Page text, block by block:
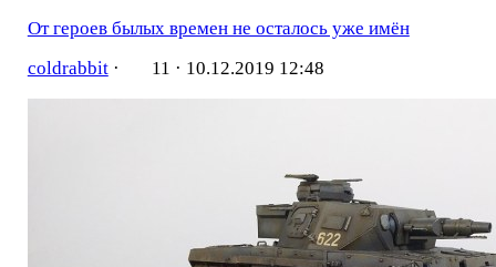
От героев былых времен не осталось уже имён
coldrabbit· 11 · 10.12.2019 12:48